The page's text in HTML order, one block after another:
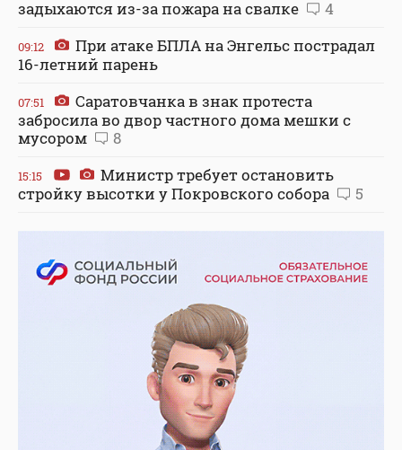
задыхаются из-за пожара на свалке
4
09:12
При атаке БПЛА на Энгельс пострадал
16-летний парень
07:51
Саратовчанка в знак протеста
забросила во двор частного дома мешки с
мусором
8
15:15
Министр требует остановить
стройку высотки у Покровского собора
5